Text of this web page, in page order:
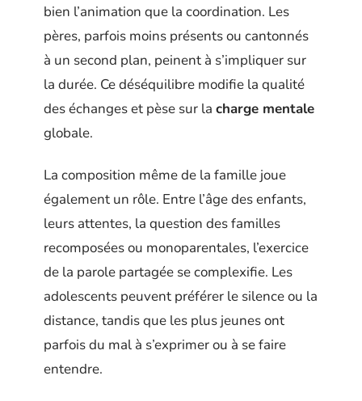
bien l’animation que la coordination. Les
pères, parfois moins présents ou cantonnés
à un second plan, peinent à s’impliquer sur
la durée. Ce déséquilibre modifie la qualité
des échanges et pèse sur la charge mentale
globale.
La composition même de la famille joue
également un rôle. Entre l’âge des enfants,
leurs attentes, la question des familles
recomposées ou monoparentales, l’exercice
de la parole partagée se complexifie. Les
adolescents peuvent préférer le silence ou la
distance, tandis que les plus jeunes ont
parfois du mal à s’exprimer ou à se faire
entendre.